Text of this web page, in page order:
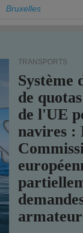
Bruxelles
TRANSPORTS
Système
de
de l'UE
navires :